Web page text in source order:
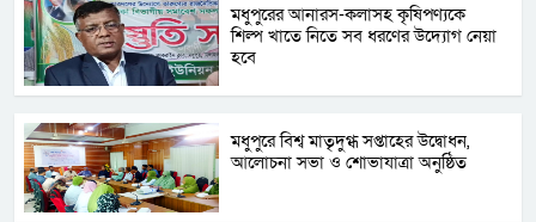
মধুপুরের আনারস-কলাসহ কৃষিপণ্যকে
শিল্প খাতে নিতে সব ধরণের উদ্যোগ নেয়া
হবে
মধুপুরে বিশ্ব মাতৃদুগ্ধ সপ্তাহের উদ্বোধন,
আলোচনা সভা ও শোভাযাত্রা অনুষ্ঠিত